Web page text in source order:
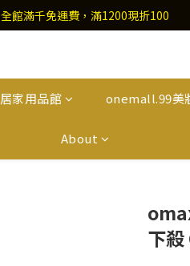
全館滿千免運費，滿1200現折100
居家用品館 onemall.99美
About
下殺